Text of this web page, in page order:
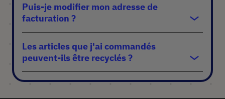
Puis-je modifier mon adresse de
facturation ?
Les articles que j'ai commandés
peuvent-ils être recyclés ?